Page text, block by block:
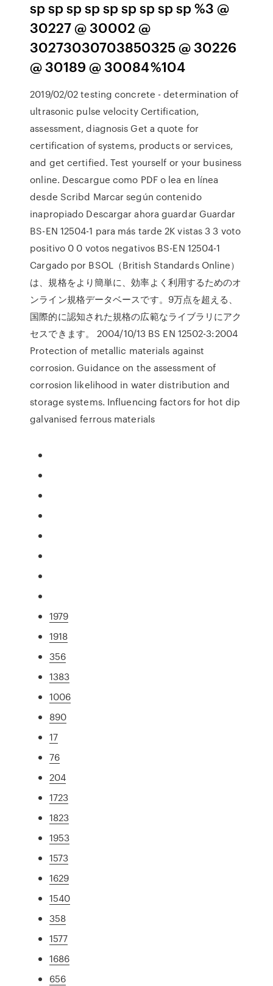
sp sp sp sp sp sp sp sp sp %3 @
30227 @ 30002 @
30273030703850325 @ 30226
@ 30189 @ 30084 %104
2019/02/02 testing concrete - determination of
ultrasonic pulse velocity Certification,
assessment, diagnosis Get a quote for
certification of systems, products or services,
and get certified. Test yourself or your business
online. Descargue como PDF o lea en línea
desde Scribd Marcar según contenido
inapropiado Descargar ahora guardar Guardar
BS-EN 12504-1 para más tarde 2K vistas 3 3 voto
positivo 0 0 votos negativos BS-EN 12504-1
Cargado por BSOL（British Standards Online）
は、規格をより簡単に、効率よく利用するためのオ
ンライン規格データベースです。9万点を超える、
国際的に認知された規格の広範なライブラリにアク
セスできます。 2004/10/13 BS EN 12502-3:2004
Protection of metallic materials against
corrosion. Guidance on the assessment of
corrosion likelihood in water distribution and
storage systems. Influencing factors for hot dip
galvanised ferrous materials
1979
1918
356
1383
1006
890
17
76
204
1723
1823
1953
1573
1629
1540
358
1577
1686
656